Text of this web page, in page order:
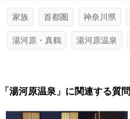
家族 首都圏 神奈川県
湯河原・真鶴 湯河原温泉
「湯河原温泉」に関連する質問